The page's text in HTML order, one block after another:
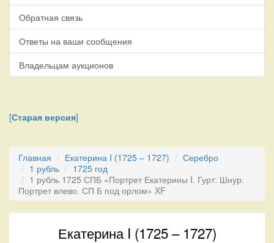
Обратная связь
Ответы на ваши сообщения
Владельцам аукционов
[Старая версия]
Главная Екатерина I (1725 – 1727)
Серебро
1 рубль
1725 год
1 рубль 1725 СПБ «Портрет Екатерины I. Гурт: Шнур.
Портрет влево. СП Б под орлом» XF
Екатерина I (1725 – 1727)